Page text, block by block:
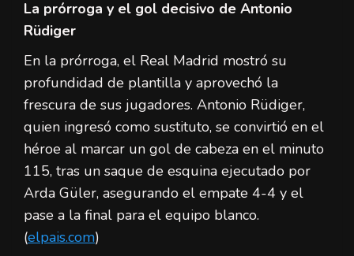
La prórroga y el gol decisivo de Antonio
Rüdiger
En la prórroga, el Real Madrid mostró su
profundidad de plantilla y aprovechó la
frescura de sus jugadores. Antonio Rüdiger,
quien ingresó como sustituto, se convirtió en el
héroe al marcar un gol de cabeza en el minuto
115, tras un saque de esquina ejecutado por
Arda Güler, asegurando el empate 4-4 y el
pase a la final para el equipo blanco.
(elpais.com)